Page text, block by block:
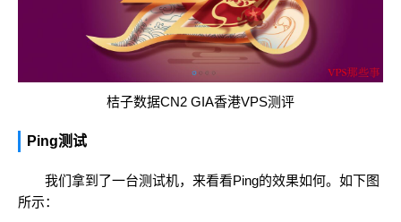
桔子数据CN2 GIA香港VPS测评
Ping测试
我们拿到了一台测试机，来看看Ping的效果如何。如下图
所示：